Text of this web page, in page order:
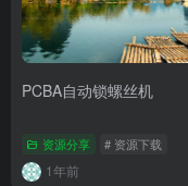
PCBA自动锁螺丝机
资源分享 # 资源下载
1年前